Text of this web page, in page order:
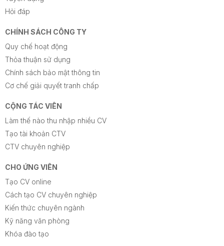
Hỏi đáp
CHÍNH SÁCH CÔNG TY
Quy chế hoạt động
Thỏa thuận sử dụng
Chính sách bảo mật thông tin
Cơ chế giải quyết tranh chấp
CỘNG TÁC VIÊN
Làm thế nào thu nhập nhiều CV
Tạo tài khoản CTV
CTV chuyên nghiệp
CHO ỨNG VIÊN
Tạo CV online
Cách tạo CV chuyên nghiệp
Kiến thức chuyên ngành
Kỹ năng văn phòng
Khóa đào tạo